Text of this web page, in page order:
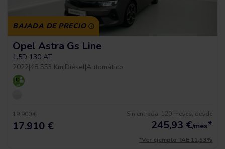
BAJADA DE PRECIO
Opel Astra Gs Line
1.5D 130 AT
2022|48.553 Km|Diésel|Automático
19.900 €
17.910 €
Sin entrada, 120 meses, desde
245,93 €/mes*
*Ver ejemplo TAE 11,53%